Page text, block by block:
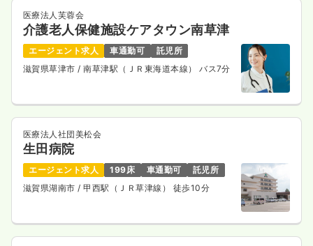
気になる
日勤のみ（パート） 一時募集休止
時間 8:45～17:00（休憩45分）
医療法人芙蓉会
介護老人保健施設ケアタウン南草津
エージェント求人 車通勤可
託児所
滋賀県草津市/ 南草津駅（ＪＲ東海道本線） バス7分
医療法人社団美松会
生田病院
エージェント求人 199床 車通勤可
託児所
滋賀県湖南市/ 甲西駅（ＪＲ草津線） 徒歩10分